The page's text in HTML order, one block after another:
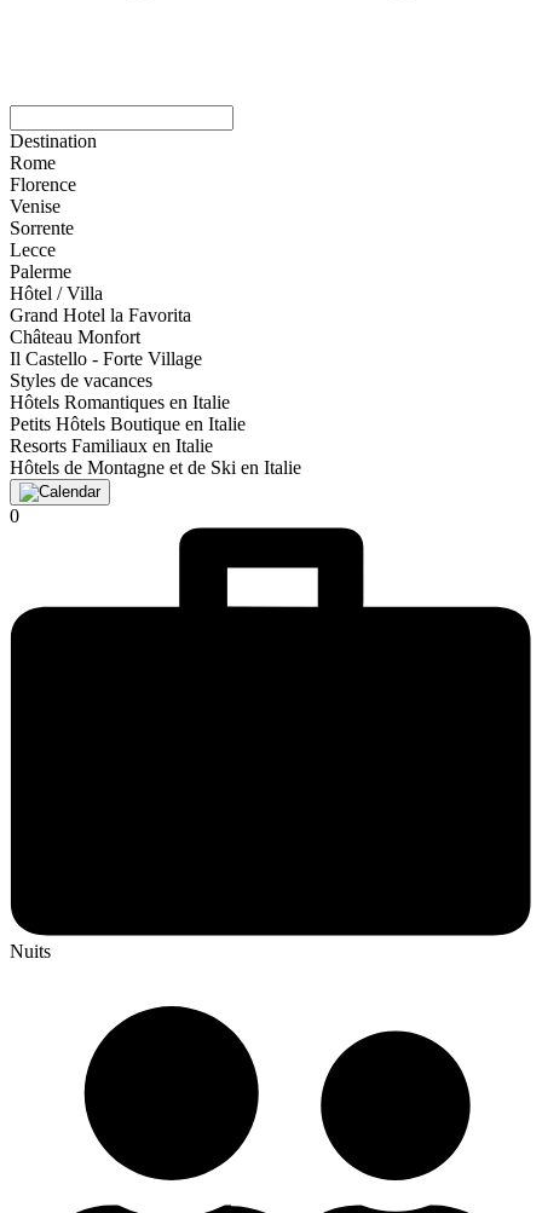
Destination
Rome
Florence
Venise
Sorrente
Lecce
Palerme
Hôtel / Villa
Grand Hotel la Favorita
Château Monfort
Il Castello - Forte Village
Styles de vacances
Hôtels Romantiques en Italie
Petits Hôtels Boutique en Italie
Resorts Familiaux en Italie
Hôtels de Montagne et de Ski en Italie
0
Nuits